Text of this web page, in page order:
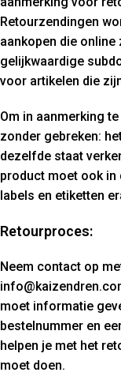
Retourzendingen
aankopen die
gelijkwaardige
voor artikelen die
Om in aanmerking
zonder gebreken:
dezelfde staat
product moet ook in
labels en etiketten
Retourproces:
Neem contact op
moet informatie
bestelnummer en
helpen je met het
moet doen.